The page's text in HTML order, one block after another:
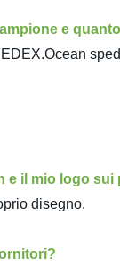
e
e il mio logo sui
disegno.